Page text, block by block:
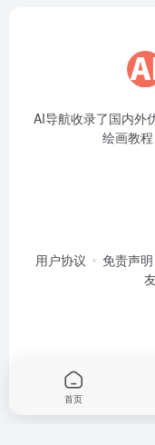
AI导航收录了国内外
绘画教
用户协议 免责声明
首页